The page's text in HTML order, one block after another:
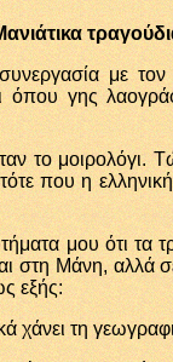
με
όπου γης
το μοιρολόγι.
που η
μου ότι τα
στη Μάνη,
εξής:
χάνει τη